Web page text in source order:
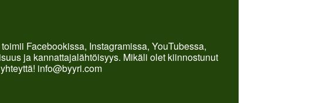
Facebookissa, Instagramissa, YouTubessa,
ja kannattajalähtöisyys. Mikäli olet kiinnostunut
info@byyri.com